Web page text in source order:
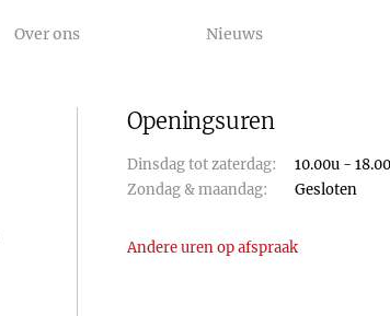
Over ons Nieuws
Openingsuren
Dinsdag tot zaterdag:
10.00u -
Zondag & maandag:
Gesloten
Andere uren op afspraak